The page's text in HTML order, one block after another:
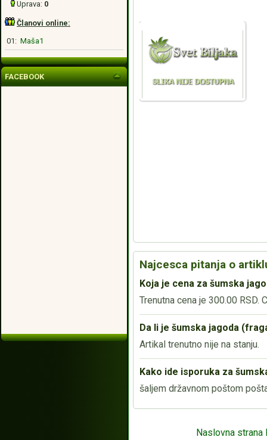
Uprava: 0
Članovi online:
01: Maša1
FACEBOOK
Najcesca pitanja o
Koja je cena za šumska
Trenutna cena je 300.00 RSD.
Da li je šumska jagoda
Artikal trenutno nije na stanju.
Kako ide isporuka za
šaljem državnom poštom
Naslovna strana